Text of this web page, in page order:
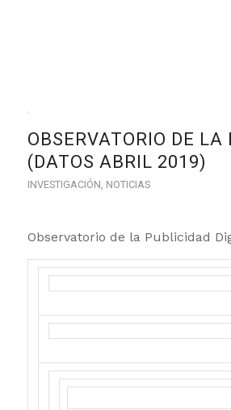
OBSERVATORIO DE
(DATOS ABRIL 2019)
INVESTIGACIÓN, NOTICIAS
Observatorio de la Publicidad